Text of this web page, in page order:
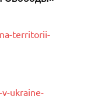
territorii-
ukraine-